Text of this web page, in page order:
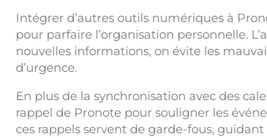
Intégrer d’autres outils numériques à
pour parfaire l’organisation personnelle.
nouvelles informations, on évite les
d’urgence.
En plus de la synchronisation avec des
rappel de Pronote pour souligner les
ces rappels servent de garde-fous,